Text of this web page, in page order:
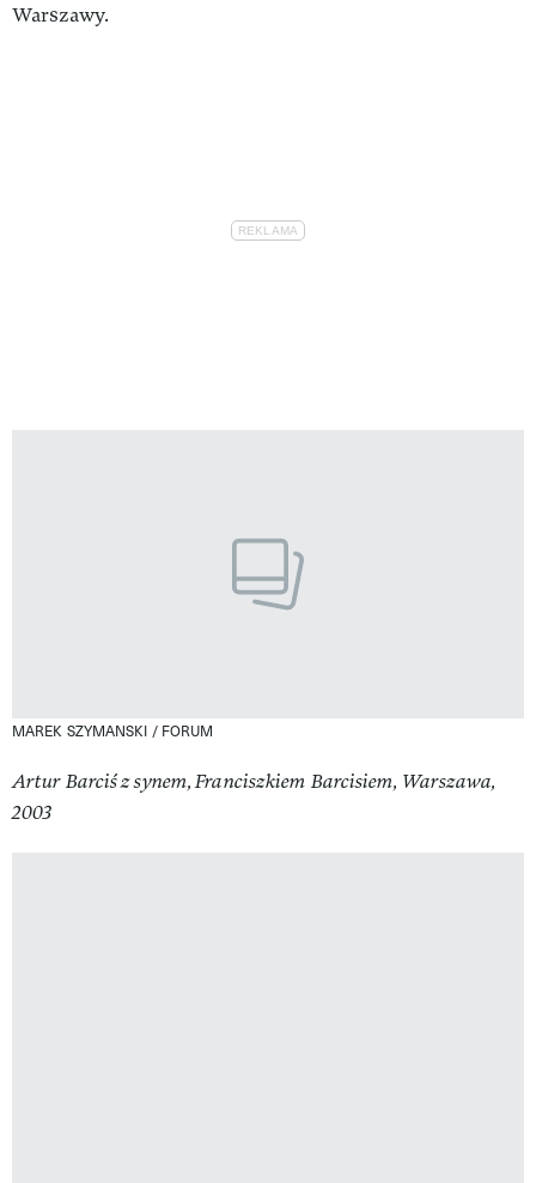
Warszawy.
MAREK SZYMANSKI / FORUM
Artur Barciś z synem, Franciszkiem Barcisiem, Warszawa,
2003